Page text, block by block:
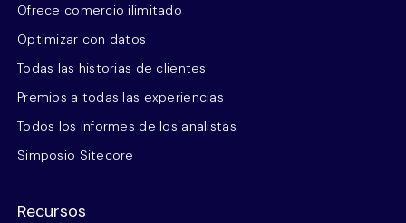
Ofrece comercio ilimitado
Optimizar con datos
Todas las historias de clientes
Premios a todas las experiencias
Todos los informes de los analistas
Simposio Sitecore
Recursos